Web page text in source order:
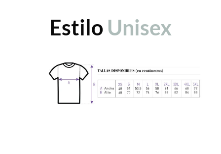
Estilo Unisex